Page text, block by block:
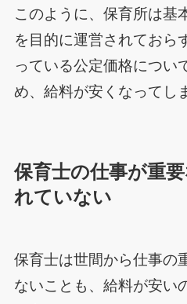
このように、保育所は基
を目的に運営されておら
っている公定価格につい
め、給料が安くなってし
保育士の仕事が重
れていない
保育士は世間から仕事の
ないことも、給料が安い